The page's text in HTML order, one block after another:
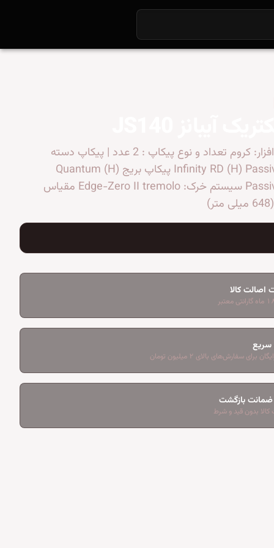
لعاب سخت افزار: کروم تعداد و نوع پیکاپ : 2 عدد | پیکاپ دسته
Infinity RD (H) Passive/Ceramic پیکاپ بریج Quantum (H)
Passive/Ceramic سیستم خرک: Edge-Zero II tremolo مقیاس
اصالت کالا
سریع
برای سفارش‌های بالای ۲ میلیون تومان
کالا بدون قید و شرط